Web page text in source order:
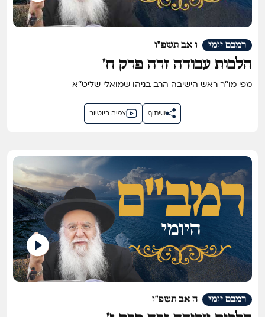
ו אב תשפ"ו רמבם יומי
הלכות עבודה זרה פרק ח'
מפי מו''ר ראש הישיבה הרב בניהו שמואלי שליט''א
צפיה ביוטיוב שיתוף
ה אב תשפ"ו רמבם יומי